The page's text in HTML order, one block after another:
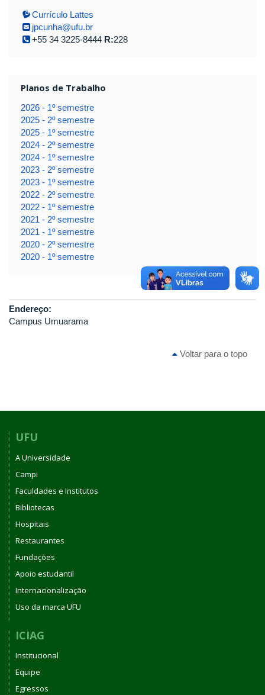
Currículo Lattes
jpcunha@ufu.br
+55 34 3225-8444 R:228
Planos de Trabalho
2026 - 1º semestre
2025 - 2º semestre
2025 - 1º semestre
2024 - 2º semestre
2024 - 1º semestre
2023 - 2º semestre
2023 - 1º semestre
2022 - 2º semestre
2022 - 1º semestre
2021 - 2º semestre
2021 - 1º semestre
2020 - 2º semestre
2020 - 1º semestre
Endereço:
Campus Umuarama
Voltar para o topo
UFU
A Universidade
Campi
Faculdades e Institutos
Bibliotecas
Hospitais
Restaurantes
Fundações
Apoio estudantil
Internacionalização
Uso da marca UFU
ICIAG
Institucional
Equipe
Egressos